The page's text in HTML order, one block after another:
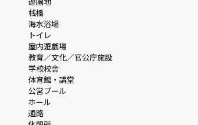
桟橋
海水浴場
トイレ
屋内遊戯場
教育／文化／官公庁施設
学校校舎
体育館・講堂
公営プール
ホール
通路